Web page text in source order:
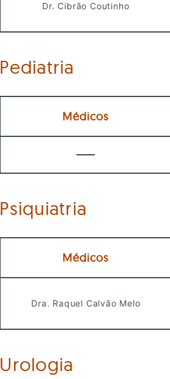
Dr. Cibrão Coutinho
Pediatria
Médicos
Psiquiatria
Médicos
Dra. Raquel Calvão Melo
Urologia